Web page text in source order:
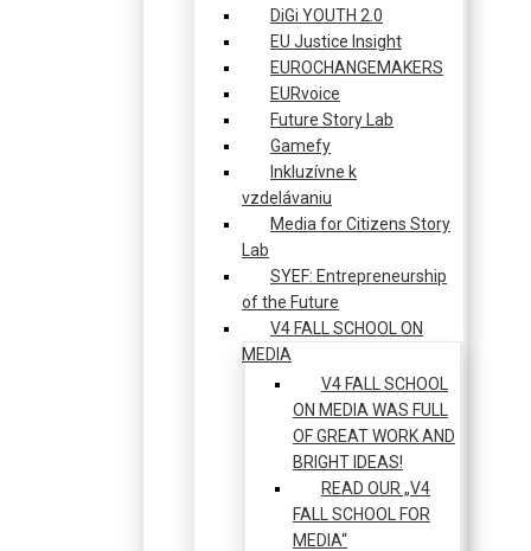
DiGi YOUTH 2.0
EU Justice Insight
EUROCHANGEMAKERS
EURvoice
Future Story Lab
Gamefy
Inkluzívne k
vzdelávaniu
Media for Citizens Story
Lab
SYEF: Entrepreneurship
of the Future
V4 FALL SCHOOL ON
MEDIA
V4 FALL SCHOOL
ON MEDIA WAS FULL
OF GREAT WORK AND
BRIGHT IDEAS!
READ OUR „V4
FALL SCHOOL FOR
MEDIA“